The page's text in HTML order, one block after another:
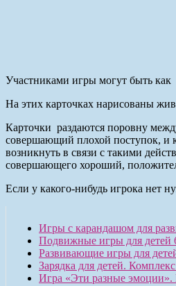
Участниками игры могут быть как
На этих карточках нарисованы
Карточки раздаются поровну
совершающий плохой поступок, и
возникнуть в связи с такими
совершающего хороший,
Если у какого-нибудь игрока нет
Игры с карандашом для
Подвижные игры для детей
Развивающие игры для
Зарядка для детей.
Игра «Эти разные эмоции».